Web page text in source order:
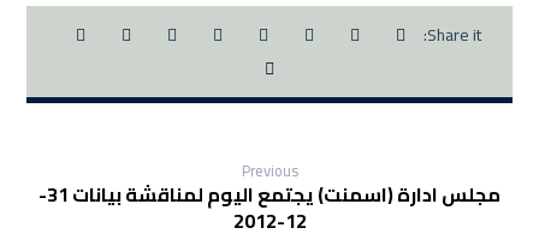
Previous
مجلس ادارة (اسمنت) يجتمع اليوم لمناقشة بيانات 31-
12-2012